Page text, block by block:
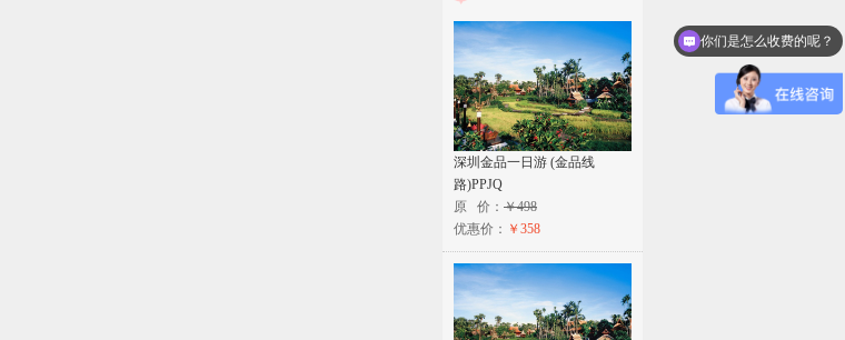
深圳金品一日游 (金品线
路)PPJQ
原 价： ￥498
优惠价： ￥358
你们是怎么收费的呢？